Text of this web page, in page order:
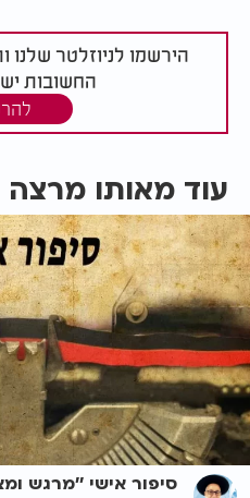
הירשמו לניוזלטר
החשובות
עוד מאותו מרצה
סיפור אישי ''מרגש